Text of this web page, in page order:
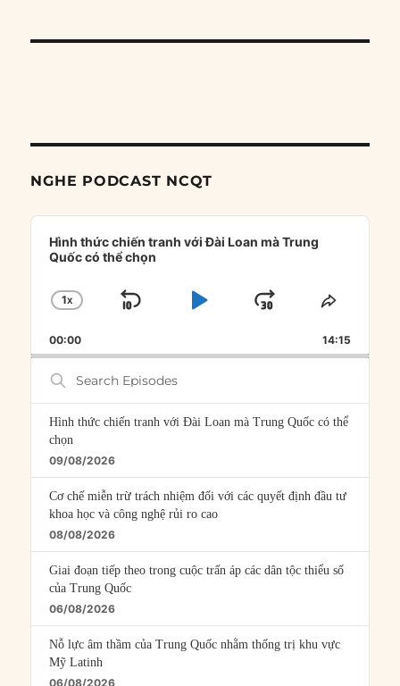
NGHE PODCAST NCQT
Audio
Player
Hình thức chiến tranh với Đài Loan mà Trung
Quốc có thể chọn
CHANGE
RATE
1X
SKIP
PLAYJUMP
FORWARD
SHARE
00:00 14:15
Search
Episodes
Hình thức chiến tranh với Đài Loan mà Trung Quốc có thể
chọn
09/08/2026
Cơ chế miễn trừ trách nhiệm đối với các quyết định đầu tư
khoa học và công nghệ rủi ro cao
08/08/2026
Giai đoạn tiếp theo trong cuộc trấn áp các dân tộc thiểu số
của Trung Quốc
06/08/2026
Nỗ lực âm thầm của Trung Quốc nhằm thống trị khu vực
Mỹ Latinh
06/08/2026